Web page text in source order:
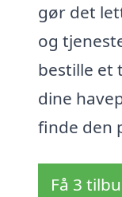
gør det
og
bestille et
dine
finde den
Få 3